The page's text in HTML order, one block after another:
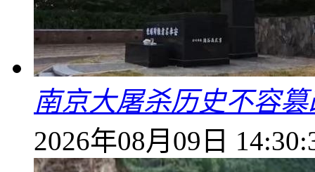
南京大屠杀历史不容
2026年08月09日